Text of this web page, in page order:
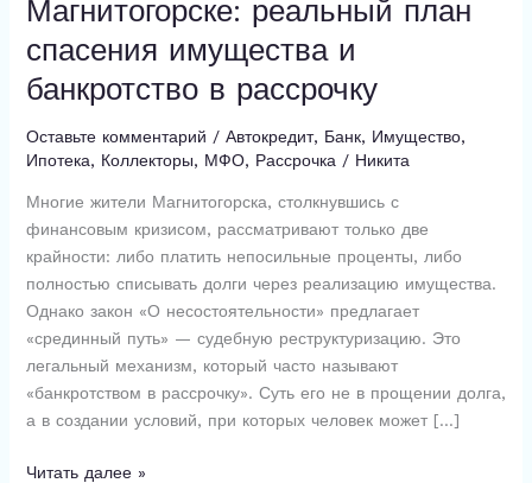
Магнитогорске: реальный план
спасения имущества и
банкротство в рассрочку
Оставьте комментарий / Автокредит, Банк, Имущество,
Ипотека, Коллекторы, МФО, Рассрочка / Никита
Многие жители Магнитогорска, столкнувшись с
финансовым кризисом, рассматривают только две
крайности: либо платить непосильные проценты, либо
полностью списывать долги через реализацию имущества.
Однако закон «О несостоятельности» предлагает
«срединный путь» — судебную реструктуризацию. Это
легальный механизм, который часто называют
«банкротством в рассрочку». Суть его не в прощении долга,
а в создании условий, при которых человек может […]
в
Магнитогорске:
реальный
план
спасения
имущества
банкротство
в
рассрочку
Читать далее »